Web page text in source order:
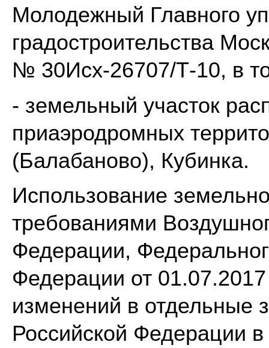
Молодежный Главного
градостроительства
№ 30Исх-26707/Т-10, в
- земельный участок
приаэродромных
(Балабаново), Кубинка.
Использование
требованиями
Федерации,
Федерации от
изменений в отдельные
Российской Федерации